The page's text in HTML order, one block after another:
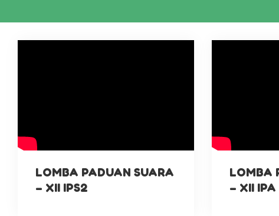
LOMBA PADUAN SUARA
– XII IPS2
LOMBA
– XII IPA